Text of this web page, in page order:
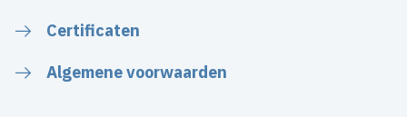
Certificaten
Algemene voorwaarden